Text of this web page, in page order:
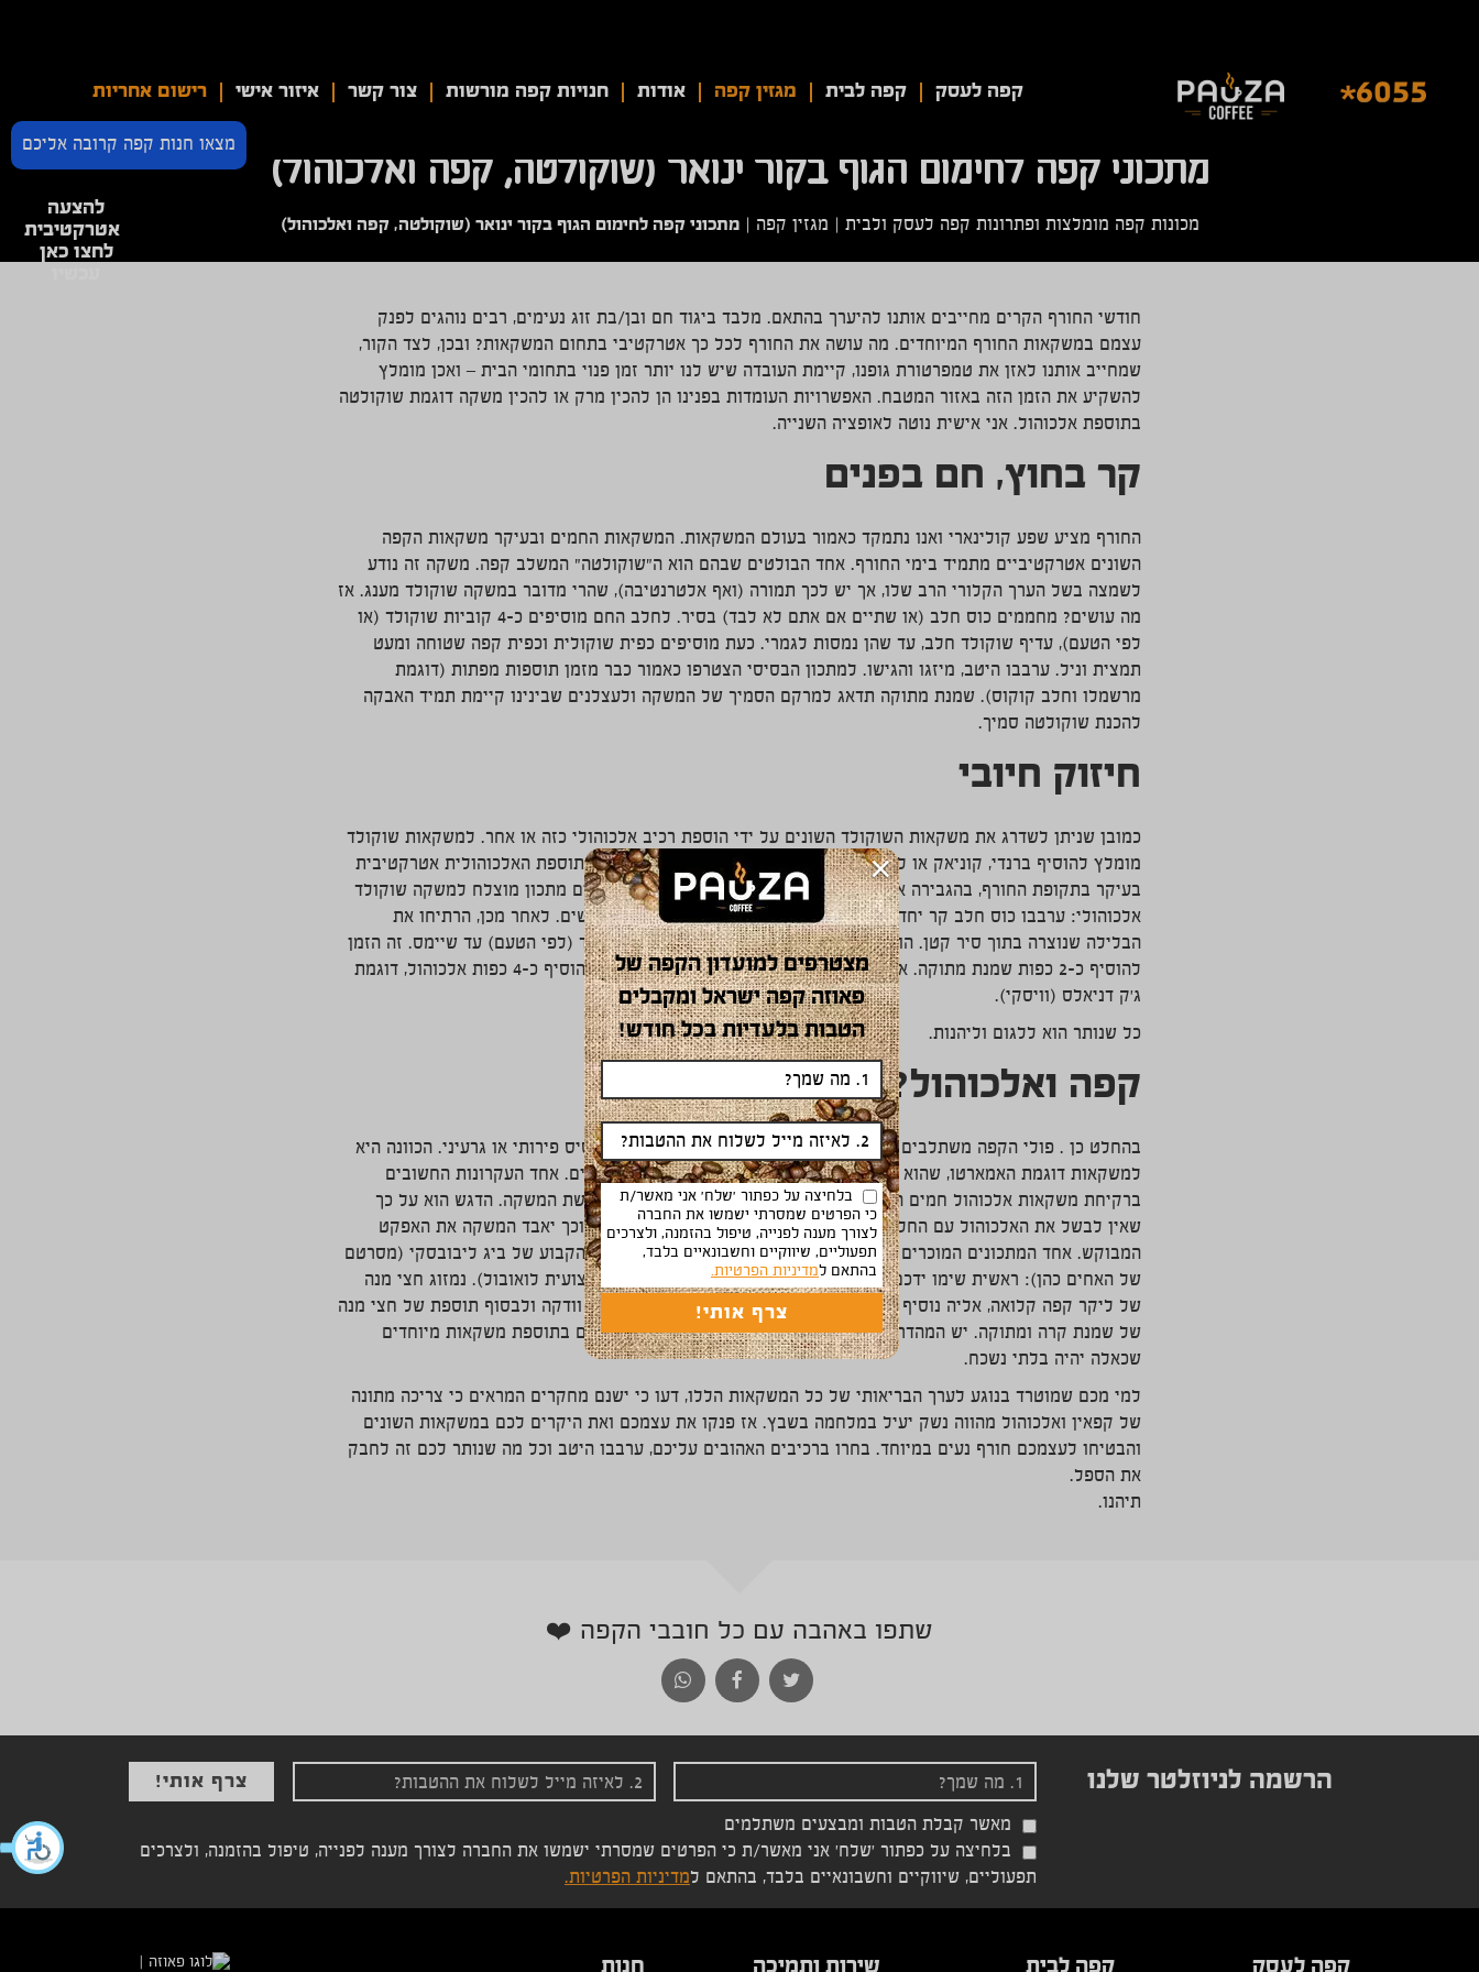
קפה לעסק קפה לבית מגזין קפה אודות חנויות קפה מורשות צור קשר איזור אישי רישום אחריות
מתכוני קפה לחימום הגוף בקור ינואר (שוקולטה, קפה ואלכוהול)
מכונות קפה מומלצות ופתרונות קפה לעסק ולבית מגזין קפה |מתכוני קפה לחימום הגוף בקור ינואר (שוקולטה, קפה ואלכוהול)
חודשי החורף הקרים מחייבים אותנו להיערך בהתאם. מלבד ביגוד חם ובן/בת זוג נעימים, רבים נוהגים לפנק
עצמם במשקאות החורף המיוחדים. מה עושה את החורף לכל כך אטרקטיבי בתחום המשקאות? ובכן, לצד הקור,
שמחייב אותנו לאזן את טמפרטורת גופנו, קיימת העובדה שיש לנו יותר זמן פנוי בתחומי הבית – ואכן מומלץ
להשקיע את הזמן הזה באזור המטבח. האפשרויות העומדות בפנינו הן להכין מרק או להכין משקה דוגמת שוקולטה
בתוספת אלכוהול. אני אישית נוטה לאופציה השנייה.
קר בחוץ, חם בפנים
החורף מציע שפע קולינארי ואנו נתמקד כאמור בעולם המשקאות. המשקאות החמים ובעיקר משקאות הקפה
השונים אטרקטיביים מתמיד בימי החורף. אחד הבולטים שבהם הוא ה"שוקולטה" המשלב קפה. משקה זה נודע
לשמצה בשל הערך הקלורי הרב שלו, אך יש לכך תמורה (ואף אלטרנטיבה), שהרי מדובר במשקה שוקולד מענג. אז
מה עושים? מחממים כוס חלב (או שתיים אם אתם לא לבד) בסיר. לחלב החם מוסיפים כ-4 קוביות שוקולד (או
לפי הטעם), עדיף שוקולד חלב, עד שהן נמסות לגמרי. כעת מוסיפים כפית שוקולית וכפית קפה שטוחה ומעט
תמצית וניל. ערבבו היטב, מיזגו והגישו. למתכון הבסיסי הצטרפו כאמור כבר מזמן תוספות מפתות (דוגמת
מרשמלו וחלב קוקוס). שמנת מתוקה תדאג למרקם הסמיך של המשקה ולעצלנים שבינינו קיימת תמיד האבקה
להכנת שוקולטה סמיך.
חיזוק חיובי
כמובן שניתן לשדרג את משקאות השוקולד השונים על ידי הוספת רכיב אלכוהולי כזה או אחר. למשקאות שוקולד
מומלץ להוסיף ברנדי, קוניאק או ליקר קפה ובכך לשמור על המרקם המיוחד. התוספת האלכוהולית אטרקטיבית
בעיקר בתקופת החורף, בהגבירה את תחושת החמימות בה אנו חפצים. למבקשים מתכון מוצלח למשקה שוקולד
אלכוהולי: ערבבו כוס חלב קר יחד עם 2 כפיות קורנפלור עד שיתערבב ללא גושים. לאחר מכן, הרתיחו את
הבלילה שנוצרה בתוך סיר קטן. הורידו את הסיר לאחר הרתיחה והוסיפו שוקולד (לפי הטעם) עד שיימס. זה הזמן
להוסיף כ-2 כפות שמנת מתוקה. אין צורך לערבב. בשלב זה (ולא קודם) ניתן להוסיף כ-4 כפות אלכוהול, דוגמת
ג'ק דניאלס (וויסקי).
כל שנותר הוא ללגום וליהנות.
קפה ואלכוהול?
בהחלט כן . פולי הקפה משתלבים היטב עם משקאות אלכוהול המופקים על בסיס פירותי או גרעיני. הכוונה היא
למשקאות דוגמת האמארטו, שהוא ליקר שקדים או הפרנג'ילקו שהוא ליקר אגוזים. אחד העקרונות החשובים
ברקיחת משקאות אלכוהול חמים הוא הוספת המרכיב האלכוהולי ממש לפני הגשת המשקה. הדגש הוא על כך
שאין לבשל את האלכוהול עם החלב, היות ואלכוהול נוטה להתנדף עם החימום וכך יאבד המשקה את האפקט
המבוקש. אחד המתכונים המוכרים הוא ה"ווייט ראשן" ("הרוסי הלבן"), המשקה הקבוע של ביג ליבובסקי (מסרטם
של האחים כהן): ראשית שימו ידכם על כוס הולמת ונמוכה (המכונה בעגה המקצועית לואובול). נמזוג חצי מנה
של ליקר קפה קלואה, אליה נוסיף מספר קוביות קרח. בשלב זה נוסיף מנה של וודקה ולבסוף תוספת של חצי מנה
של שמנת קרה ומתוקה. יש המהדרים בהוספת מנת אספרסו קטנה. אירוח חברים בתוספת משקאות מיוחדים
שכאלה יהיה בלתי נשכח.
למי מכם שמוטרד בנוגע לערך הבריאותי של כל המשקאות הללו, דעו כי ישנם מחקרים המראים כי צריכה מתונה
של קפאין ואלכוהול מהווה נשק יעיל במלחמה בשבץ. אז פנקו את עצמכם ואת היקרים לכם במשקאות השונים
והבטיחו לעצמכם חורף נעים במיוחד. בחרו ברכיבים האהובים עליכם, ערבבו היטב וכל מה שנותר לכם זה לחבק
את הספל.
תיהנו.
שתפו באהבה עם כל חובבי הקפה ❤️
מצאו חנות קפה קרובה אליכם
הרשמה לניוזלטר שלנו
מאשר קבלת הטבות ומבצעים משתלמים
בלחיצה על כפתור 'שלח' אני מאשר/ת כי הפרטים שמסרתי ישמשו את החברה לצורך מענה לפנייה, טיפול בהזמנה, ולצרכים
תפעוליים, שיווקיים וחשבונאיים בלבד, בהתאם למדיניות הפרטיות.
להצעה
אטרקטיבית
לחצו כאן
מצטרפים למועדון הקפה של
פאוזה קפה ישראל ומקבלים
הטבות בלעדיות בכל חודש!
בלחיצה על כפתור 'שלח' אני מאשר/ת
כי הפרטים שמסרתי ישמשו את החברה
לצורך מענה לפנייה, טיפול בהזמנה, ולצרכים
תפעוליים, שיווקיים וחשבונאיים בלבד,
בהתאם למדיניות הפרטיות.
×